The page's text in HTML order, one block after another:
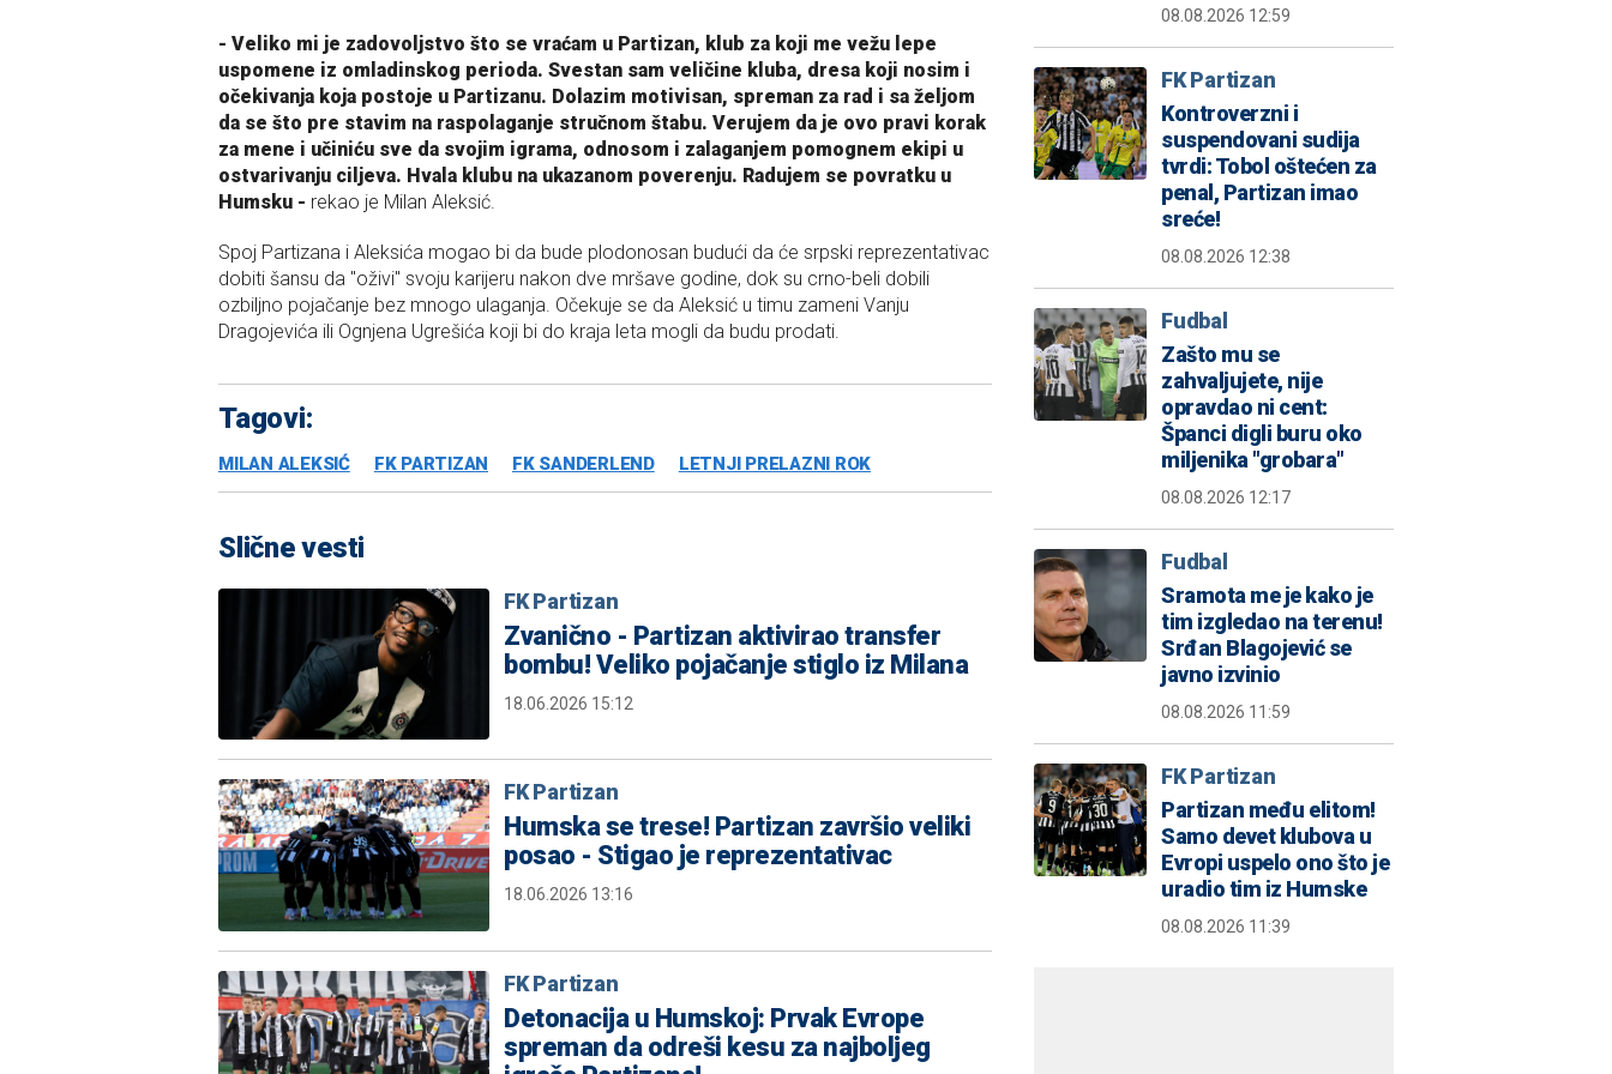
- Veliko mi je zadovoljstvo što se vraćam u Partizan, klub za koji me vežu lepe
uspomene iz omladinskog perioda. Svestan sam veličine kluba, dresa koji nosim i
očekivanja koja postoje u Partizanu. Dolazim motivisan, spreman za rad i sa željom
da se što pre stavim na raspolaganje stručnom štabu. Verujem da je ovo pravi korak
za mene i učiniću sve da svojim igrama, odnosom i zalaganjem pomognem ekipi u
ostvarivanju ciljeva. Hvala klubu na ukazanom poverenju. Radujem se povratku u
Humsku - rekao je Milan Aleksić.
Spoj Partizana i Aleksića mogao bi da bude plodonosan budući da će srpski reprezentativac
dobiti šansu da "oživi" svoju karijeru nakon dve mršave godine, dok su crno-beli dobili
ozbiljno pojačanje bez mnogo ulaganja. Očekuje se da Aleksić u timu zameni Vanju
Dragojevića ili Ognjena Ugrešića koji bi do kraja leta mogli da budu prodati.
Tagovi:
MILAN ALEKSIĆ FK PARTIZAN FK SANDERLEND LETNJI PRELAZNI ROK
Slične vesti
FK Partizan
Zvanično - Partizan aktivirao transfer
bombu! Veliko pojačanje stiglo iz Milana
18.06.2026 15:12
FK Partizan
Humska se trese! Partizan završio veliki
posao - Stigao je reprezentativac
18.06.2026 13:16
FK Partizan
Detonacija u Humskoj: Prvak Evrope
spreman da odreši kesu za najboljeg
08.08.2026 12:59
FK Partizan
Kontroverzni i
suspendovani sudija
tvrdi: Tobol oštećen za
penal, Partizan imao
sreće!
08.08.2026 12:38
Fudbal
Zašto mu se
zahvaljujete, nije
opravdao ni cent:
Španci digli buru oko
miljenika "grobara"
08.08.2026 12:17
Fudbal
Sramota me je kako je
tim izgledao na terenu!
Srđan Blagojević se
javno izvinio
08.08.2026 11:59
FK Partizan
Partizan među elitom!
Samo devet klubova u
Evropi uspelo ono što je
uradio tim iz Humske
08.08.2026 11:39